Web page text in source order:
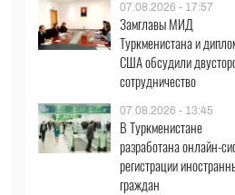
07.08.2026 - 17:57
Замглавы МИД
Туркменистана и
США обсудили
сотрудничество
07.08.2026 - 13:45
В Туркменистане
разработана онлайн-
регистрации
граждан